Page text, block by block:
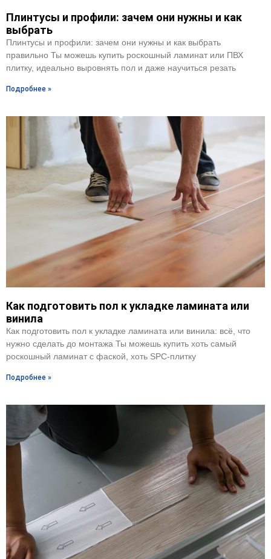
Плинтусы и профили: зачем они нужны и как
выбрать
Плинтусы и профили: зачем они нужны и как выбрать
правильно Ты можешь купить роскошный ламинат или ПВХ
плитку, идеально выровнять пол и даже научиться резать
Подробнее »
Как подготовить пол к укладке ламината или
винила
Как подготовить пол к укладке ламината или винила: всё, что
нужно сделать до монтажа Ты можешь купить хоть самый
роскошный ламинат с фаской, хоть SPC-плитку
Подробнее »